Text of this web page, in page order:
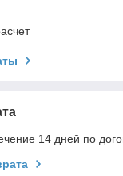
14 дней по